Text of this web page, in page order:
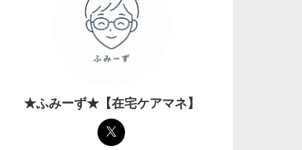
★ふみーず★【在宅ケアマネ】